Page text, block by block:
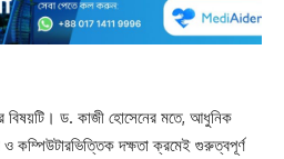
বিষয়টি। ড. কাজী হোসেনের মতে, আধুনিক
ও কম্পিউটারভিত্তিক দক্ষতা ক্রমেই গুরুত্বপূর্ণ